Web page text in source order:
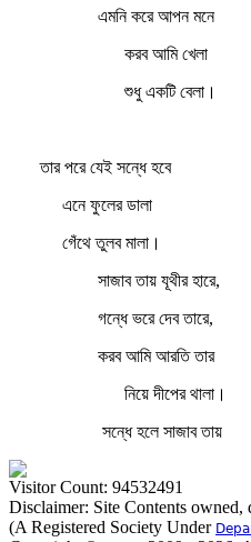
এমনি করে আপন মনে
করব আমি খেলা
শুধু একটি বেলা।
তার পরে যেই সন্ধে হবে
এনে ফুলের ডালা
গেঁথে তুলব মালা।
সাজাব তায় যূথীর হারে,
গন্ধে ভরে দেব তারে,
করব আমি আরতি তার
নিয়ে দীপের থালা।
সন্ধে হলে সাজাব তায়
Visitor Count: 94532491
Disclaimer: Site Contents owned,
(A Registered Society Under